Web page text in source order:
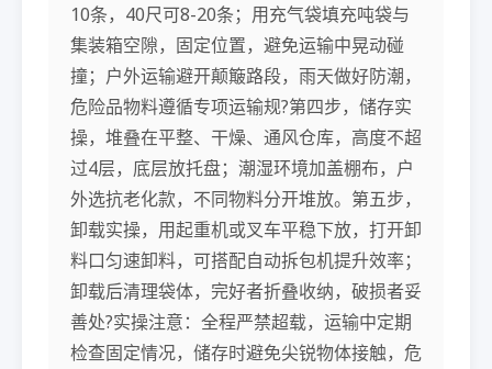
10条，40尺可8-20条；用充气袋填充吨袋与
集装箱空隙，固定位置，避免运输中晃动碰
撞；户外运输避开颠簸路段，雨天做好防潮，
危险品物料遵循专项运输规?第四步，储存实
操，堆叠在平整、干燥、通风仓库，高度不超
过4层，底层放托盘；潮湿环境加盖棚布，户
外选抗老化款，不同物料分开堆放。第五步，
卸载实操，用起重机或叉车平稳下放，打开卸
料口匀速卸料，可搭配自动拆包机提升效率；
卸载后清理袋体，完好者折叠收纳，破损者妥
善处?实操注意：全程严禁超载，运输中定期
检查固定情况，储存时避免尖锐物体接触，危